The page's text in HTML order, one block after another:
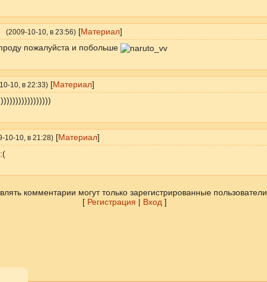
(2009-10-10, в 23:56)[Материал]
пожалуйста и побольше
10, в 22:33)[Материал]
10-10, в 21:28)[Материал]
комментарии могут только зарегистрированные пользователи.
[ Регистрация | Вход ]